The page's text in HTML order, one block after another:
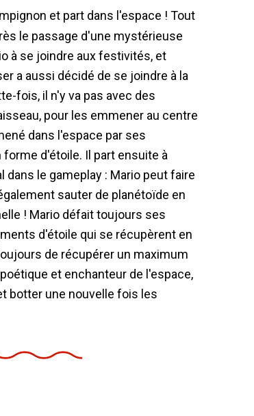
le passage d'une mystérieuse
à se joindre aux festivités, et
a aussi décidé de se joindre à la
fois, il n'y va pas avec des
pour les emmener au centre
dans l'espace par ses
d'étoile. Il part ensuite à
dans le gameplay : Mario peut faire
sauter de planétoïde en
! Mario défait toujours ses
d'étoile qui se récupèrent en
de récupérer un maximum
et enchanteur de l'espace,
botter une nouvelle fois les